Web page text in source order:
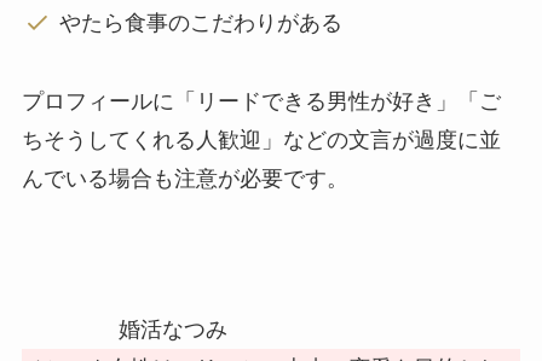
やたら食事のこだわりがある
プロフィールに「リードできる男性が好き」「ご
ちそうしてくれる人歓迎」などの文言が過度に並
んでいる場合も注意が必要です。
婚活なつみ